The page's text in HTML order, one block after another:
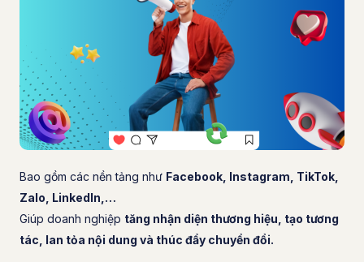
Bao gồm các nền tảng như Facebook, Instagram, TikTok,
Zalo, LinkedIn,…
Giúp doanh nghiệp tăng nhận diện thương hiệu, tạo tương
tác, lan tỏa nội dung và thúc đẩy chuyển đổi.